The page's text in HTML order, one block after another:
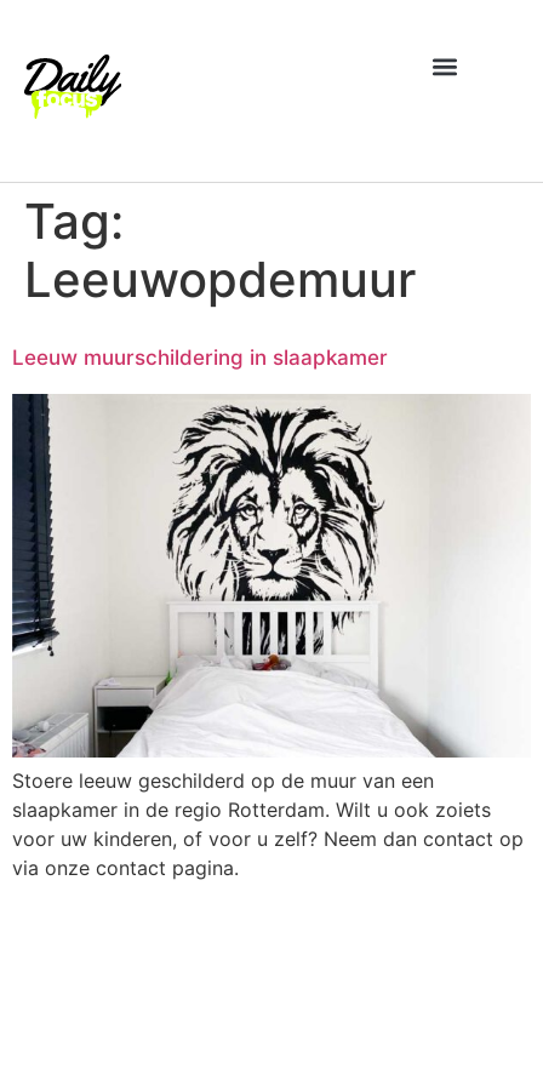
Tag:
Leeuwopdemuur
Leeuw muurschildering in slaapkamer
Stoere leeuw geschilderd op de muur van een
slaapkamer in de regio Rotterdam. Wilt u ook zoiets
voor uw kinderen, of voor u zelf? Neem dan contact op
via onze contact pagina.